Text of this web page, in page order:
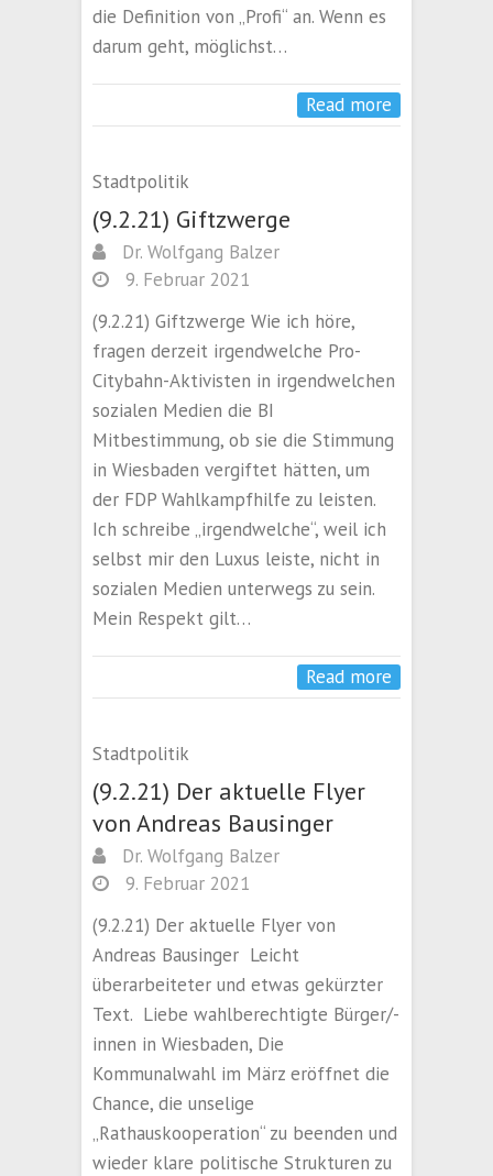
die Definition von „Profi“ an. Wenn es
darum geht, möglichst…
Read more
Stadtpolitik
(9.2.21) Giftzwerge
Dr. Wolfgang Balzer
9. Februar 2021
(9.2.21) Giftzwerge Wie ich höre,
fragen derzeit irgendwelche Pro-
Citybahn-Aktivisten in irgendwelchen
sozialen Medien die BI
Mitbestimmung, ob sie die Stimmung
in Wiesbaden vergiftet hätten, um
der FDP Wahlkampfhilfe zu leisten.
Ich schreibe „irgendwelche“, weil ich
selbst mir den Luxus leiste, nicht in
sozialen Medien unterwegs zu sein.
Mein Respekt gilt…
Read more
Stadtpolitik
(9.2.21) Der aktuelle Flyer
von Andreas Bausinger
Dr. Wolfgang Balzer
9. Februar 2021
(9.2.21) Der aktuelle Flyer von
Andreas Bausinger Leicht
überarbeiteter und etwas gekürzter
Text. Liebe wahlberechtigte Bürger/-
innen in Wiesbaden, Die
Kommunalwahl im März eröffnet die
Chance, die unselige
„Rathauskooperation“ zu beenden und
wieder klare politische Strukturen zu